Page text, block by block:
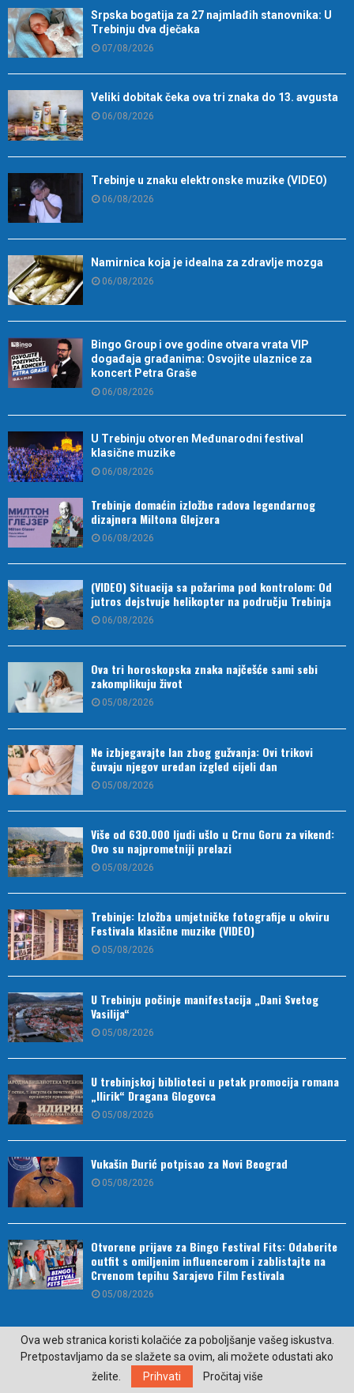
Srpska bogatija za 27 najmlađih stanovnika: U
Trebinju dva dječaka
07/08/2026
Veliki dobitak čeka ova tri znaka do 13. avgusta
06/08/2026
Trebinje u znaku elektronske muzike (VIDEO)
06/08/2026
Namirnica koja je idealna za zdravlje mozga
06/08/2026
Bingo Group i ove godine otvara vrata VIP
događaja građanima: Osvojite ulaznice za
koncert Petra Graše
06/08/2026
U Trebinju otvoren Međunarodni festival
klasične muzike
06/08/2026
Trebinje domaćin izložbe radova legendarnog
dizajnera Miltona Glejzera
06/08/2026
(VIDEO) Situacija sa požarima pod kontrolom: Od
jutros dejstvuje helikopter na području Trebinja
06/08/2026
Ova tri horoskopska znaka najčešće sami sebi
zakomplikuju život
05/08/2026
Ne izbjegavajte lan zbog gužvanja: Ovi trikovi
čuvaju njegov uredan izgled cijeli dan
05/08/2026
Više od 630.000 ljudi ušlo u Crnu Goru za vikend:
Ovo su najprometniji prelazi
05/08/2026
Trebinje: Izložba umjetničke fotografije u okviru
Festivala klasične muzike (VIDEO)
05/08/2026
U Trebinju počinje manifestacija „Dani Svetog
Vasilija“
05/08/2026
U trebinjskoj biblioteci u petak promocija romana
„Ilirik“ Dragana Glogovca
05/08/2026
Vukašin Đurić potpisao za Novi Beograd
05/08/2026
Otvorene prijave za Bingo Festival Fits: Odaberite
outfit s omiljenim influencerom i zablistajte na
Crvenom tepihu Sarajevo Film Festivala
05/08/2026
Ova web stranica koristi kolačiće za poboljšanje vašeg iskustva.
Pretpostavljamo da se slažete sa ovim, ali možete odustati ako
želite.
Prihvati Pročitaj više